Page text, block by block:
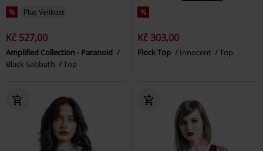
% Plus Velikost
Kč 527,00
Amplified Collection - Paranoid
Black Sabbath
Top
%
Kč 303,00
Flock Top Innocent Top